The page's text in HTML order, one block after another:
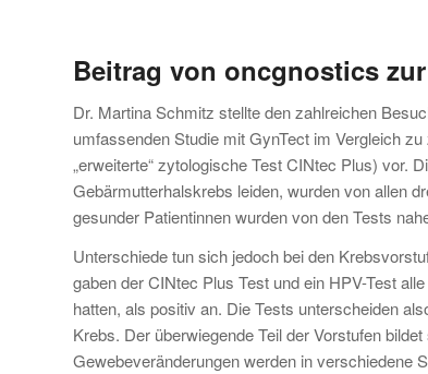
Beitrag von oncgnostics
Dr. Martina Schmitz stellte den zahlreichen
umfassenden Studie mit GynTect im Vergleich
„erweiterte“ zytologische Test CINtec Plus) vor.
Gebärmutterhalskrebs leiden, wurden von allen
gesunder Patientinnen wurden von den Tests
Unterschiede tun sich jedoch bei den
gaben der CINtec Plus Test und ein HPV-Test
hatten, als positiv an. Die Tests unterscheiden
Krebs. Der überwiegende Teil der Vorstufen
Gewebeveränderungen werden in verschiedene